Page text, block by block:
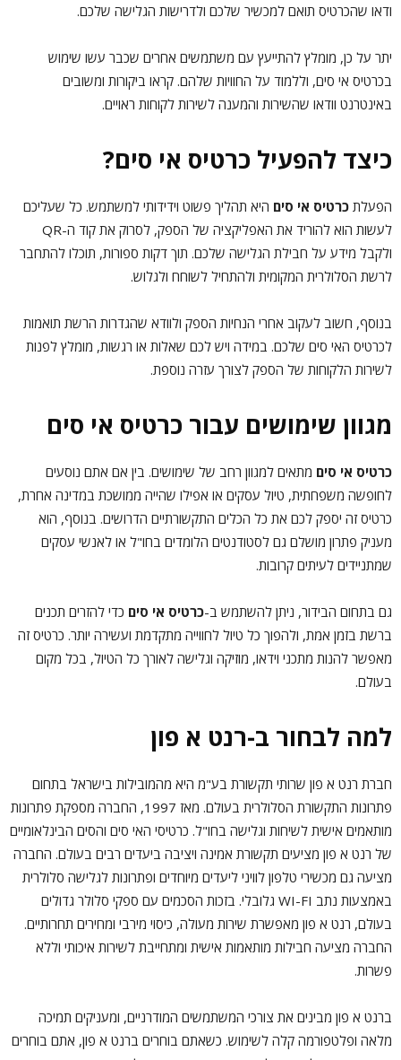
ודאו שהכרטיס תואם למכשיר שלכם ולדרישות הגלישה שלכם.
יתר על כן, מומלץ להתייעץ עם משתמשים אחרים שכבר עשו שימוש
בכרטיס אי סים, וללמוד על החוויות שלהם. קראו ביקורות ומשובים
באינטרנט וודאו שהשירות והמענה לשירות לקוחות ראויים.
כיצד להפעיל כרטיס אי סים?
הפעלת כרטיס אי סים היא תהליך פשוט וידידותי למשתמש. כל שעליכם
לעשות הוא להוריד את האפליקציה של הספק, לסרוק את קוד ה-QR
ולקבל מידע על חבילת הגלישה שלכם. תוך דקות ספורות, תוכלו להתחבר
לרשת הסלולרית המקומית ולהתחיל לשוחח ולגלוש.
בנוסף, חשוב לעקוב אחרי הנחיות הספק ולוודא שהגדרות הרשת תואמות
לכרטיס האי סים שלכם. במידה ויש לכם שאלות או רגשות, מומלץ לפנות
לשירות הלקוחות של הספק לצורך עזרה נוספת.
מגוון שימושים עבור כרטיס אי סים
כרטיס אי סים מתאים למגוון רחב של שימושים. בין אם אתם נוסעים
לחופשה משפחתית, טיול עסקים או אפילו שהייה ממושכת במדינה אחרת,
כרטיס זה יספק לכם את כל הכלים התקשורתיים הדרושים. בנוסף, הוא
מעניק פתרון מושלם גם לסטודנטים הלומדים בחו"ל או לאנשי עסקים
שמתניידים לעיתים קרובות.
גם בתחום הבידור, ניתן להשתמש ב-כרטיס אי סים כדי להזרים תכנים
ברשת בזמן אמת, ולהפוך כל טיול לחווייה מתקדמת ועשירה יותר. כרטיס זה
מאפשר להנות מתכני וידאו, מוזיקה וגלישה לאורך כל הטיול, בכל מקום
בעולם.
למה לבחור ב-רנט א פון
חברת רנט א פון שרותי תקשורת בע"מ היא מהמובילות בישראל בתחום
פתרונות התקשורת הסלולרית בעולם. מאז 1997, החברה מספקת פתרונות
מותאמים אישית לשיחות וגלישה בחו"ל. כרטיסי האי סים והסים הבינלאומיים
של רנט א פון מציעים תקשורת אמינה ויציבה ביעדים רבים בעולם. החברה
מציעה גם מכשירי טלפון לוויני ליעדים מיוחדים ופתרונות לגלישה סלולרית
באמצעות נתב WI-FI גלובלי. בזכות הסכמים עם ספקי סלולר גדולים
בעולם, רנט א פון מאפשרת שירות מעולה, כיסוי מירבי ומחירים תחרותיים.
החברה מציעה חבילות מותאמות אישית ומתחייבת לשירות איכותי וללא
פשרות.
ברנט א פון מבינים את צורכי המשתמשים המודרניים, ומעניקים תמיכה
מלאה ופלטפורמה קלה לשימוש. כשאתם בוחרים ברנט א פון, אתם בוחרים